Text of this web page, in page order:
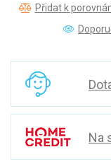
Přidat k
Na